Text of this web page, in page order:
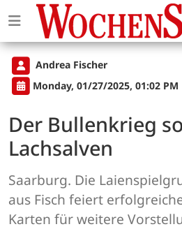
Andrea Fischer
Monday, 01/27/2025, 01:02 PM
Der Bullenkrieg
Lachsalven
Saarburg. Die
aus Fisch feiert
Karten für weitere